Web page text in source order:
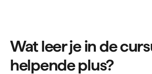
Wat leer je in de
helpende plus?